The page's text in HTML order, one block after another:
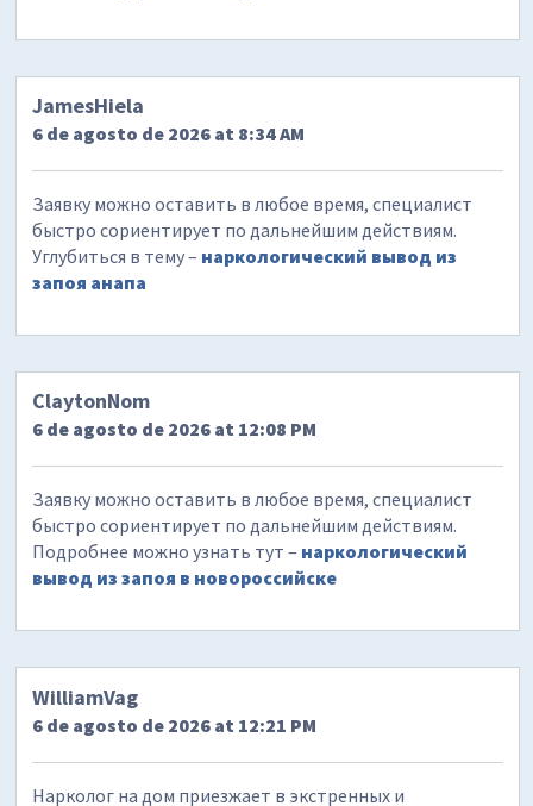
JamesHiela
6 de agosto de 2026 at 8:34 AM
Заявку можно оставить в любое время, специалист
быстро сориентирует по дальнейшим действиям.
Углубиться в тему – наркологический вывод из
запоя анапа
ClaytonNom
6 de agosto de 2026 at 12:08 PM
Заявку можно оставить в любое время, специалист
быстро сориентирует по дальнейшим действиям.
Подробнее можно узнать тут – наркологический
вывод из запоя в новороссийске
WilliamVag
6 de agosto de 2026 at 12:21 PM
Нарколог на дом приезжает в экстренных и